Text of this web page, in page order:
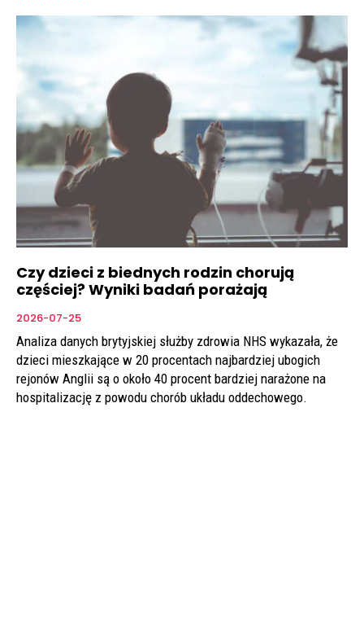
Czy dzieci z biednych rodzin chorują
częściej? Wyniki badań porażają
2026-07-25
Analiza danych brytyjskiej służby zdrowia NHS wykazała, że
dzieci mieszkające w 20 procentach najbardziej ubogich
rejonów Anglii są o około 40 procent bardziej narażone na
hospitalizację z powodu chorób układu oddechowego.